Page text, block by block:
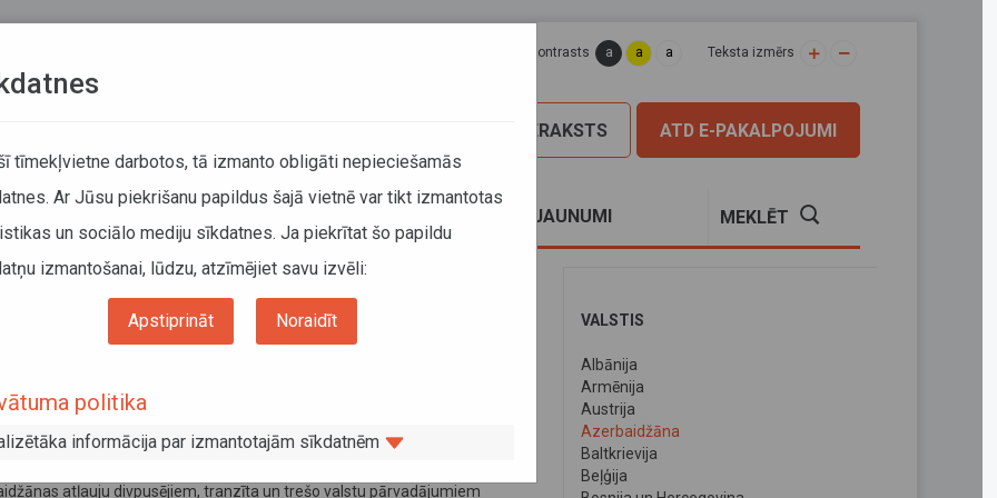
Lapas kontrasts a a a Teksta izmērs
ATD E-PAKALPOJUMI
PIERAKSTS
JAUNUMI MEKLĒT
2025
“Zaļās kartes” iegādes kārtībā Azerbaidžānas robežšķērsošanas punktos
atļauju divpusējiem, tranzīta un trešo valstu pārvadājumiem
VALSTIS
Albānija
Armēnija
Austrija
Azerbaidžāna
Baltkrievija
Beļģija
tīmekļvietne darbotos, tā izmanto obligāti nepieciešamās
Ar Jūsu piekrišanu papildus šajā vietnē var tikt izmantotas
un sociālo mediju sīkdatnes. Ja piekrītat šo papildu
izmantošanai, lūdzu, atzīmējiet savu izvēli:
Apstiprināt Noraidīt
politika
informācija par izmantotajām sīkdatnēm